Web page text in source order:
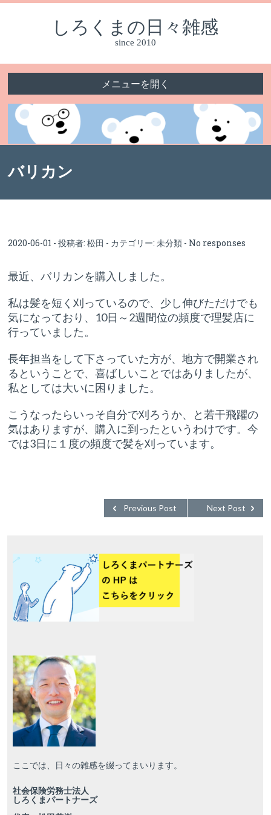
しろくまの日々雑感
since 2010
メニューを開く
バリカン
2020-06-01 - 投稿者:松田 - カテゴリー:未分類 - No responses
最近、バリカンを購入しました。
私は髪を短く刈っているので、少し伸びただけでも
気になっており、10日～2週間位の頻度で理髪店に
行っていました。
長年担当をして下さっていた方が、地方で開業され
るということで、喜ばしいことではありましたが、
私としては大いに困りました。
こうなったらいっそ自分で刈ろうか、と若干飛躍の
気はありますが、購入に到ったというわけです。今
では3日に１度の頻度で髪を刈っています。
Next Post
Previous Post
ここでは、日々の雑感を綴ってまいります。
社会保険労務士法人
しろくまパートナーズ